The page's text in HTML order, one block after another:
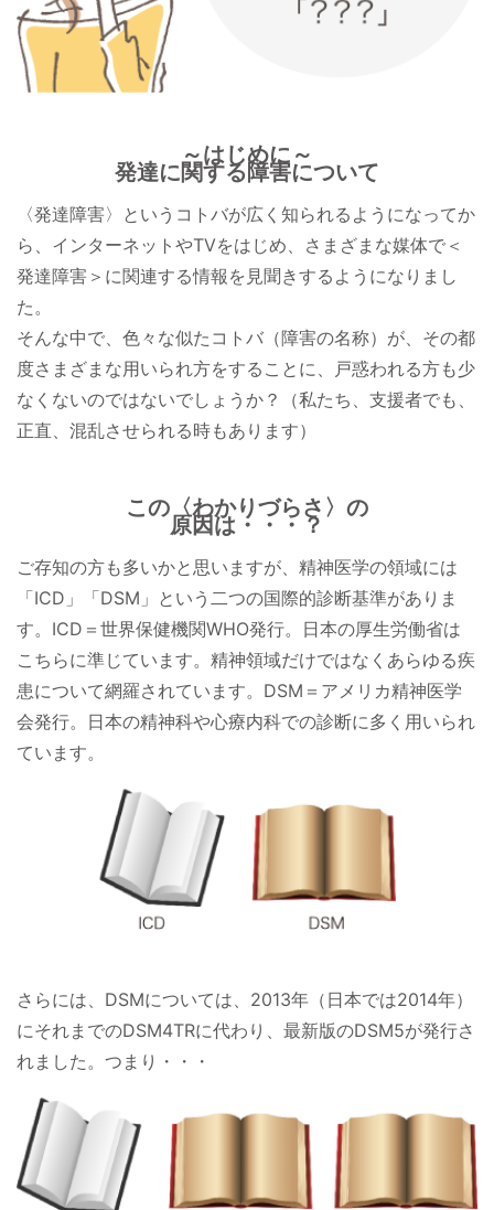
～はじめに～
発達に関する障害について
〈発達障害〉というコトバが広く知られるようになってか
ら、インターネットやTVをはじめ、さまざまな媒体で＜
発達障害＞に関連する情報を見聞きするようになりまし
た。
そんな中で、色々な似たコトバ（障害の名称）が、その都
度さまざまな用いられ方をすることに、戸惑われる方も少
なくないのではないでしょうか？（私たち、支援者でも、
正直、混乱させられる時もあります）
この〈わかりづらさ〉の
原因は・・・？
ご存知の方も多いかと思いますが、精神医学の領域には
「ICD」「DSM」という二つの国際的診断基準がありま
す。ICD＝世界保健機関WHO発行。日本の厚生労働省は
こちらに準じています。精神領域だけではなくあらゆる疾
患について網羅されています。DSM＝アメリカ精神医学
会発行。日本の精神科や心療内科での診断に多く用いられ
ています。
さらには、DSMについては、2013年（日本では2014年）
にそれまでのDSM4TRに代わり、最新版のDSM5が発行さ
れました。つまり・・・